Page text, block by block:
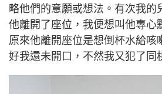
略他們的意願或想法。有次我的
他離開了座位，我便想叫他專心
原來他離開座位是想倒杯水給咳
好我還未開口，不然我又犯了同